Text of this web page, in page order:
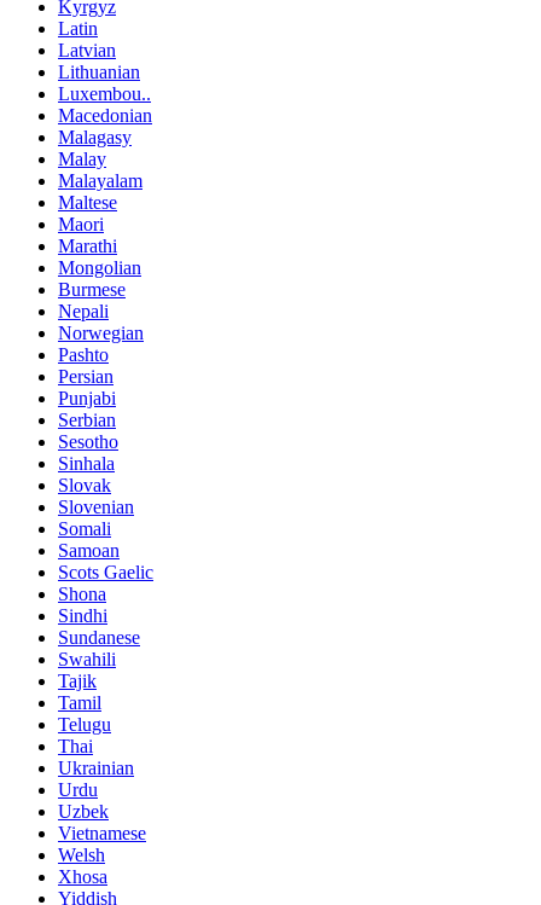
Kyrgyz
Latin
Latvian
Lithuanian
Luxembou..
Macedonian
Malagasy
Malay
Malayalam
Maltese
Maori
Marathi
Mongolian
Burmese
Nepali
Norwegian
Pashto
Persian
Punjabi
Serbian
Sesotho
Sinhala
Slovak
Slovenian
Somali
Samoan
Scots Gaelic
Shona
Sindhi
Sundanese
Swahili
Tajik
Tamil
Telugu
Thai
Ukrainian
Urdu
Uzbek
Vietnamese
Welsh
Xhosa
Yiddish